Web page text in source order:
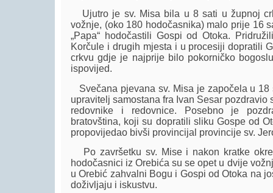
Ujutro je sv. Misa bila u 8 sati u župnoj
vožnje, (oko 180 hodočasnika) malo prije 16
„Papa“ hodočastili Gospi od Otoka.
Korčule i drugih mjesta i u procesiji dopratili
crkvu gdje je najprije bilo pokorničko
ispovijed.
Svečana pjevana sv. Misa je započela u
upravitelj samostana fra Ivan Sesar pozdravio
redovnike i redovnice. Posebno je
bratovština, koji su dopratili sliku Gospe od
propovijedao bivši provincijal provincije sv.
Po završetku sv. Mise i nakon kratke
hodočasnici iz Orebića su se opet u dvije
u Orebić zahvalni Bogu i Gospi od Otoka na
doživljaju i iskustvu.